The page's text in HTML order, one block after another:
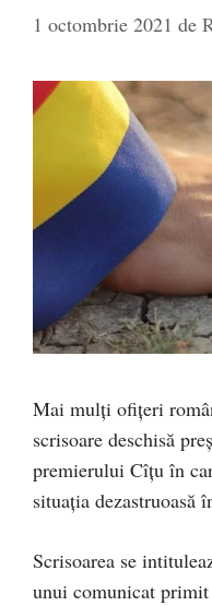
1 octombrie 2021 de
Mai mulți ofițeri
scrisoare deschisă
premierului Cîțu în
situația dezastruoasă
Scrisoarea se
unui comunicat primit